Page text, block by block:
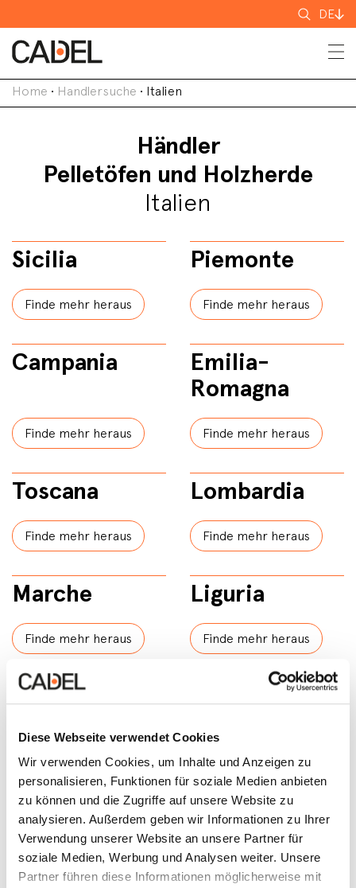
Diese Webseite verwendet Cookies
Wir verwenden Cookies, um Inhalte und Anzeigen zu
personalisieren, Funktionen für soziale Medien anbieten
zu können und die Zugriffe auf unsere Website zu
analysieren. Außerdem geben wir Informationen zu Ihrer
Verwendung unserer Website an unsere Partner für
soziale Medien, Werbung und Analysen weiter. Unsere
Partner führen diese Informationen möglicherweise mit
Suchen
nach
DE
Home • Handlersuche • Italien
Händler
Pelletöfen und Holzherde
Italien
Sicilia
Finde mehr heraus
Piemonte
Finde mehr heraus
Campania
Finde mehr heraus
Emilia-
Romagna
Finde mehr heraus
Toscana
Finde mehr heraus
Lombardia
Finde mehr heraus
Marche
Finde mehr heraus
Liguria
Finde mehr heraus
Calabria
Finde mehr heraus
Lazio
Finde mehr heraus
Veneto
Finde mehr heraus
Trentino-Alto
Adige
Finde mehr heraus